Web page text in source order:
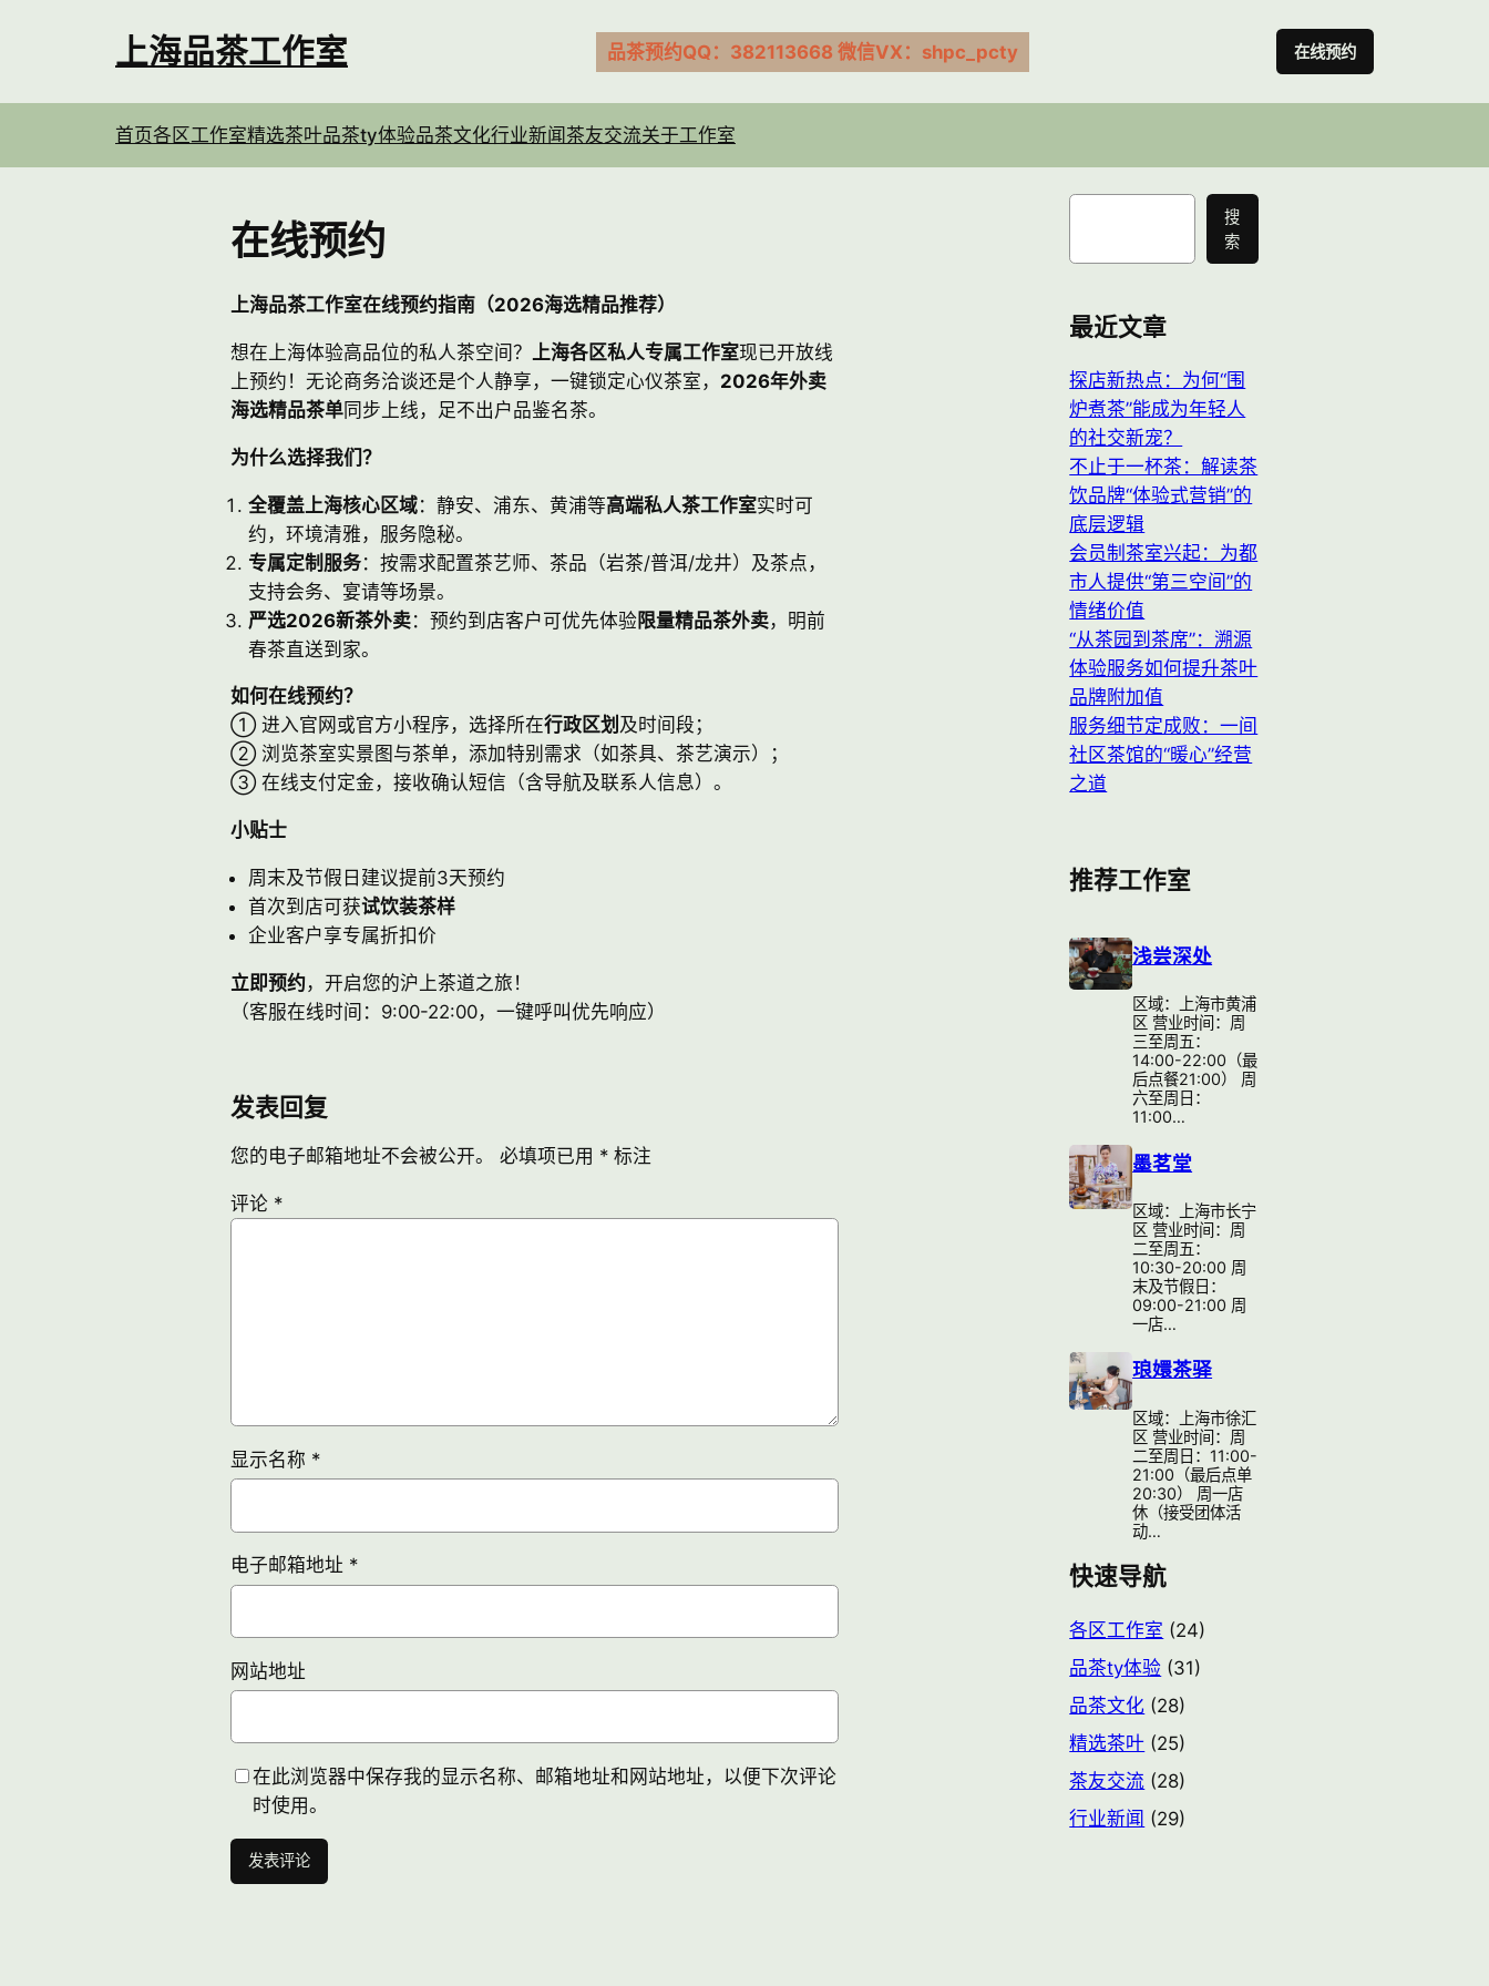
容
上海品茶工作室 品茶预约QQ：382113668 微信VX：shpc_pcty 在线预约
首页各区工作室精选茶叶品茶ty体验品茶文化行业新闻 茶友交流关于工作室
在线预约
上海品茶工作室在线预约指南（2026海选精品推荐）
想在上海体验高品位的私人茶空间？ 上海各区私人专属工作室现已开放线
上预约！无论商务洽谈还是个人静享，一键锁定心仪茶室， 2026年外卖
海选精品茶单同步上线，足不出户品鉴名茶。
为什么选择我们？
全覆盖上海核心区域：静安、浦东、黄浦等高端私人茶工作室实时可
约，环境清雅，服务隐秘。
专属定制服务：按需求配置茶艺师、茶品（岩茶/普洱/龙井）及茶点，
支持会务、宴请等场景。
严选2026新茶外卖：预约到店客户可优先体验限量精品茶外卖，明前
春茶直送到家。
如何在线预约？
① 进入官网或官方小程序，选择所在行政区划 及时间段；
② 浏览茶室实景图与茶单，添加特别需求（如茶具、茶艺演示）；
③ 在线支付定金，接收确认短信（含导航及联系人信息）。
小贴士
周末及节假日建议提前3天预约
首次到店可获试饮装茶样
企业客户享专属折扣价
立即预约，开启您的沪上茶道之旅！
（客服在线时间：9:00-22:00，一键呼叫优先响应）
发表回复
您的电子邮箱地址不会被公开。 必填项已用 * 标注
评论 *
显示名称 *
电子邮箱地址 *
网站地址
在此浏览器中保存我的显示名称、邮箱地址和网站地址，以便下次评论
时使用。
搜
搜
索
最近文章
探店新热点：为何“围
炉煮茶”能成为年轻人
的社交新宠？
不止于一杯茶：解读茶
饮品牌“体验式营销”的
底层逻辑
会员制茶室兴起：为都
市人提供“第三空间”的
情绪价值
“从茶园到茶席”：溯源
体验服务如何提升茶叶
品牌附加值
服务细节定成败：一间
社区茶馆的“暖心”经营
之道
推荐工作室
浅尝深处
区域：上海市黄浦
区 营业时间：周
三至周五：
14:00-22:00（最
后点餐21:00） 周
六至周日：
11:00…
墨茗堂
区域：上海市长宁
区 营业时间：周
二至周五：
10:30-20:00 周
末及节假日：
09:00-21:00 周
一店…
琅嬛茶驿
区域：上海市徐汇
区 营业时间：周
二至周日：11:00-
21:00（最后点单
20:30） 周一店
休（接受团体活
动…
快速导航
各区工作室 (24)
品茶ty体验 (31)
品茶文化 (28)
精选茶叶 (25)
茶友交流 (28)
行业新闻 (29)